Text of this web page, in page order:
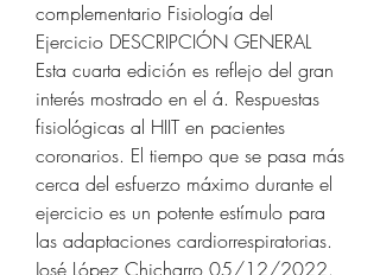
complementario Fisiología del
Ejercicio DESCRIPCIÓN GENERAL
Esta cuarta edición es reflejo del gran
interés mostrado en el á. Respuestas
fisiológicas al HIIT en pacientes
coronarios. El tiempo que se pasa más
cerca del esfuerzo máximo durante el
ejercicio es un potente estímulo para
las adaptaciones cardiorrespiratorias.
José López Chicharro 05/12/2022.